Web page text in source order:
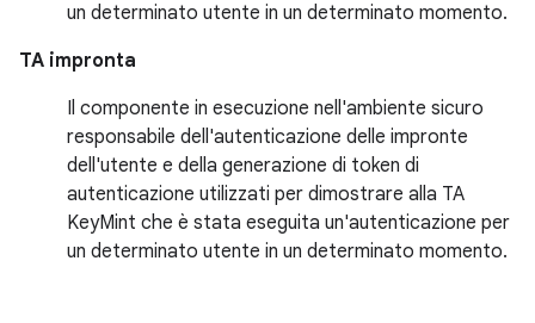
un determinato utente in un determinato momento.
TA impronta
Il componente in esecuzione nell'ambiente sicuro
responsabile dell'autenticazione delle impronte
dell'utente e della generazione di token di
autenticazione utilizzati per dimostrare alla TA
KeyMint che è stata eseguita un'autenticazione per
un determinato utente in un determinato momento.